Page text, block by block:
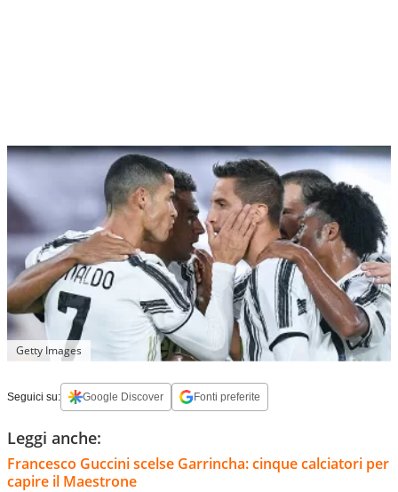
Getty Images
Seguici su: Google Discover Fonti preferite
Leggi anche:
Francesco Guccini scelse Garrincha: cinque calciatori per
capire il Maestrone